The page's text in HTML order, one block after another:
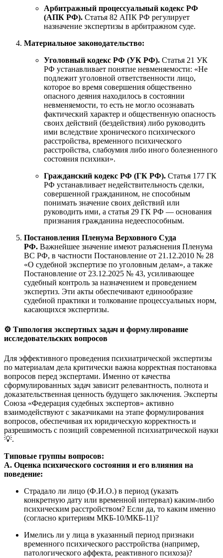
Арбитражный процессуальный кодекс РФ
(АПК РФ). Статья 82 АПК РФ регулирует
назначение экспертизы в арбитражном суде.
Материальное законодательство:
Уголовный кодекс РФ (УК РФ). Статья 21 УК
РФ устанавливает понятие невменяемости: «Не
подлежит уголовной ответственности лицо,
которое во время совершения общественно
опасного деяния находилось в состоянии
невменяемости, то есть не могло осознавать
фактический характер и общественную опасность
своих действий (бездействия) либо руководить
ими вследствие хронического психического
расстройства, временного психического
расстройства, слабоумия либо иного болезненного
состояния психики».
Гражданский кодекс РФ (ГК РФ). Статья 177 ГК
РФ устанавливает недействительность сделки,
совершенной гражданином, не способным
понимать значение своих действий или
руководить ими, а статья 29 ГК РФ — основания
признания гражданина недееспособным.
Постановления Пленума Верховного Суда
РФ. Важнейшее значение имеют разъяснения Пленума
ВС РФ, в частности Постановление от 21.12.2010 № 28
«О судебной экспертизе по уголовным делам», а также
Постановление от 23.12.2025 № 43, усиливающее
судебный контроль за назначением и проведением
экспертиз. Эти акты обеспечивают единообразие
судебной практики и толкование процессуальных норм,
касающихся экспертизы.
⚙️ Типология экспертных задач и формулирование
исследовательских вопросов
Для эффективного проведения психиатрической экспертизы
по материалам дела критически важна корректная постановка
вопросов перед экспертами. Именно от качества
сформулированных задач зависит релевантность, полнота и
доказательственная ценность будущего заключения. Эксперты
Союза «Федерация судебных экспертов» активно
взаимодействуют с заказчиками на этапе формулирования
вопросов, обеспечивая их юридическую корректность и
разрешимость с позиций современной психиатрической науки
💡.
Типовые группы вопросов:
А. Оценка психического состояния и его влияния на
поведение:
Страдало ли лицо (Ф.И.О.) в период (указать
конкретную дату или временной интервал) каким-либо
психическим расстройством? Если да, то каким именно
(согласно критериям МКБ-10/МКБ-11)?
Имелись ли у лица в указанный период признаки
временного психического расстройства (например,
патологического аффекта, реактивного психоза)?